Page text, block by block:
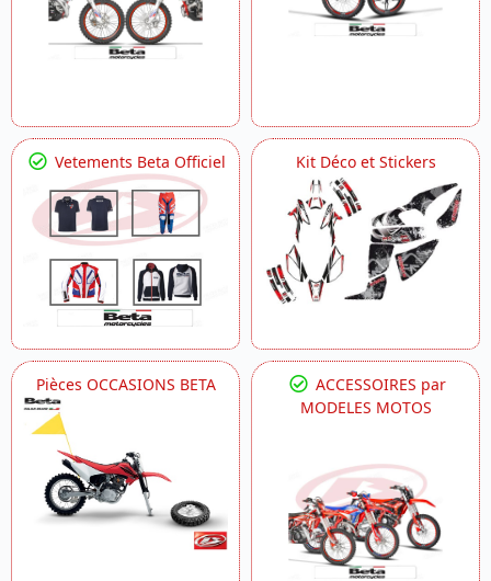
Vetements Beta Officiel Kit Déco et Stickers
Pièces OCCASIONS BETA
ACCESSOIRES par
MODELES MOTOS